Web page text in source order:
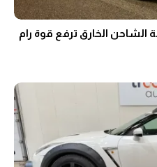
الشاحن الخارق ترفع قوة رام